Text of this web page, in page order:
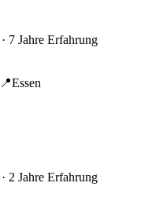
· 7 Jahre Erfahrung
📍Essen
· 2 Jahre Erfahrung